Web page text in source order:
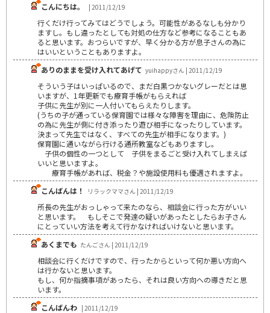
こんにちは。 | 2011/12/19
行くだけ行ってみてはどうでしょう。可能性があるなしも分かり
ますし。もし違ったとしても対処の仕方など参考になることもあ
ると思います。おつらいですが、早く分かる方が息子さんの為に
はいいということもありますよ。
ありのままを受け入れてあげて yuihappyさん | 2011/12/19
そういう子はいっぱいるので、まだ白黒つかないグレーだとは思
いますが、1年更新でも療育手帳がもらえれば
子供に先生が別に一人付いてもらえたりします。
(うちの子が通っている保育園では様々な障害を理由に、危険防止
の為に先生が側に付き添ったり遊び相手になったりしています。
決まって先生ではなく、すべての先生が相手になります。)
保育園に通いながら行ける通所教室などもありますし。
子供の個性の一つとして 子供をまるごと受け入れてしまえば
いいと思いますよ。
療育手帳があれば、税金？や施設使用料も優遇されますよ。
こんばんは！
リラックママさん | 2011/12/19
所長の先生がおっしゃって来たのなら、相談会に行った方がいい
と思います。 もしそこで発達の疑いがあったとしたらお子さん
にとっていい方法を考えて行かなければいけないと思います。
あくまでも たんごさん | 2011/12/19
相談会に行くだけですので、行ったからといって何か悪い方向へ
は行かないと思います。
もし、何か指摘事項があったら、それは良い方向への導きだと思
います。
こんばんわ | 2011/12/19